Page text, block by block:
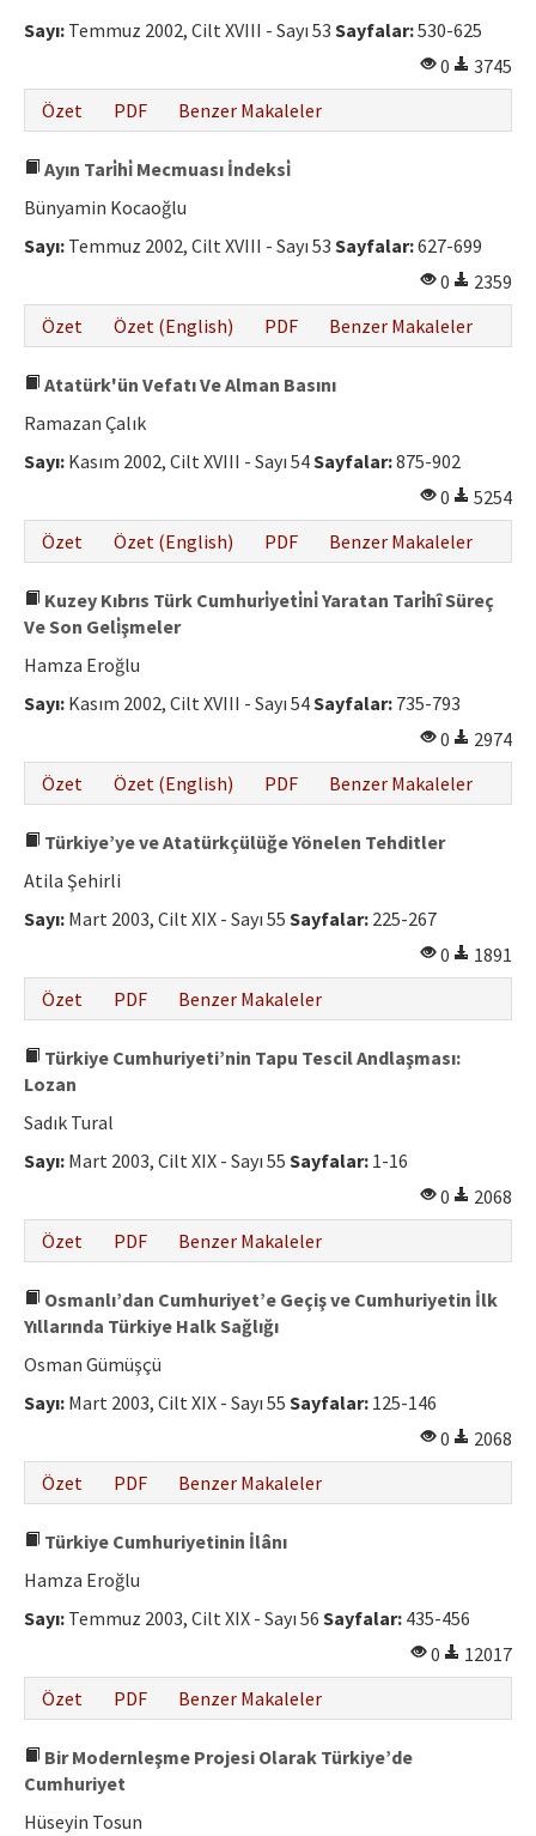
Sayı: Temmuz 2002, Cilt XVIII - Sayı 53 Sayfalar:530-625
0
3745
Özet
PDF Benzer Makaleler
Ayın Tari̇hi̇ Mecmuası İndeksi̇
Bünyamin Kocaoğlu
Sayı: Temmuz 2002, Cilt XVIII - Sayı 53 Sayfalar:627-699
0
2359
Özet
Özet (English) PDF Benzer Makaleler
Atatürk'ün Vefatı Ve Alman Basını
Ramazan Çalık
Sayı: Kasım 2002, Cilt XVIII - Sayı 54Sayfalar:875-902
0
5254
Özet
Özet (English) PDF Benzer Makaleler
Kuzey Kıbrıs Türk Cumhuri̇yeti̇ni̇ Yaratan Tari̇hî Süreç
Ve Son Geli̇şmeler
Hamza Eroğlu
Sayı: Kasım 2002, Cilt XVIII - Sayı 54Sayfalar: 735-793
0
2974
Özet
Özet (English) PDF Benzer Makaleler
Türkiye’ye ve Atatürkçülüğe Yönelen Tehditler
Atila Şehirli
Sayı: Mart 2003, Cilt XIX - Sayı 55 Sayfalar: 225-267
0
1891
Özet
PDF Benzer Makaleler
Türkiye Cumhuriyeti’nin Tapu Tescil Andlaşması:
Lozan
Sadık Tural
Sayı: Mart 2003, Cilt XIX - Sayı 55 Sayfalar: 1-16
0
2068
Özet
PDF Benzer Makaleler
Osmanlı’dan Cumhuriyet’e Geçiş ve Cumhuriyetin İlk
Yıllarında Türkiye Halk Sağlığı
Osman Gümüşçü
Sayı: Mart 2003, Cilt XIX - Sayı 55 Sayfalar: 125-146
0
2068
Özet
PDF Benzer Makaleler
Türkiye Cumhuriyetinin İlânı
Hamza Eroğlu
Sayı: Temmuz 2003, Cilt XIX - Sayı 56 Sayfalar: 435-456
0
12017
Özet
PDF Benzer Makaleler
Bir Modernleşme Projesi Olarak Türkiye’de
Cumhuriyet
Hüseyin Tosun